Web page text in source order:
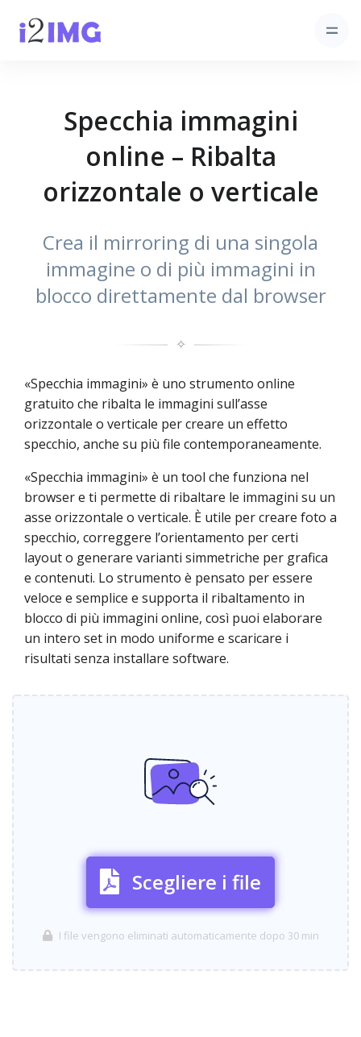
Specchia immagini
online – Ribalta
orizzontale o verticale
Crea il mirroring di una singola
immagine o di più immagini in
blocco direttamente dal browser
✧
«Specchia immagini» è uno strumento online
gratuito che ribalta le immagini sull’asse
orizzontale o verticale per creare un effetto
specchio, anche su più file contemporaneamente.
«Specchia immagini» è un tool che funziona nel
browser e ti permette di ribaltare le immagini su un
asse orizzontale o verticale. È utile per creare foto a
specchio, correggere l’orientamento per certi
layout o generare varianti simmetriche per grafica
e contenuti. Lo strumento è pensato per essere
veloce e semplice e supporta il ribaltamento in
blocco di più immagini online, così puoi elaborare
un intero set in modo uniforme e scaricare i
risultati senza installare software.
Scegliere i file
I file vengono eliminati automaticamente dopo 30 min